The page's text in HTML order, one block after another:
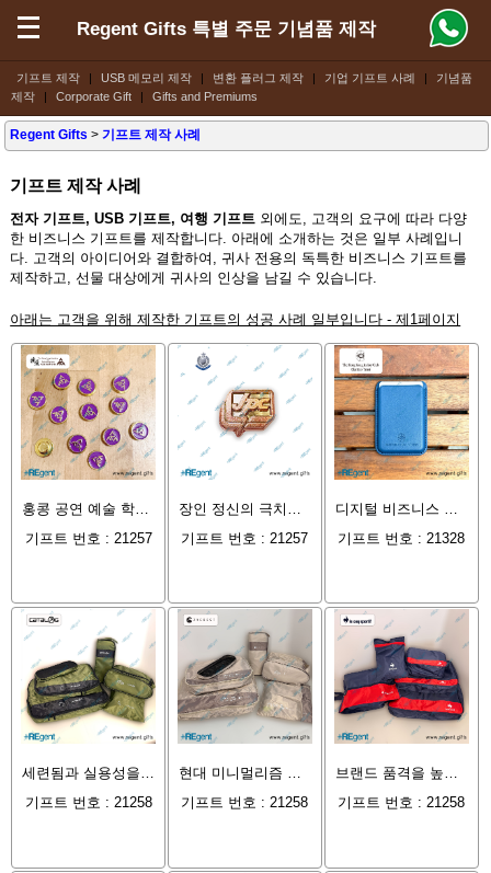
기프트 제작 | USB 메모리 제작 | 변환 플러그 제작 | 기업 기프트 사례 |
기념품
제작
| Corporate Gift | Gifts and Premiums
Regent Gifts 특별 주문 기념품 제작
Regent Gifts >기프트 제작 사례
기프트 제작 사례
전자 기프트, USB 기프트, 여행 기프트 외에도, 고객의 요구에 따라 다양
한 비즈니스 기프트를 제작합니다. 아래에 소개하는 것은 일부 사례입니
다. 고객의 아이디어와 결합하여, 귀사 전용의 독특한 비즈니스 기프트를
제작하고, 선물 대상에게 귀사의 인상을 남길 수 있습니다.
아래는 고객을 위해 제작한 기프트의 성공 사례 일부입니다 - 제1페이지
홍콩 공연 예술 학원 전속 맞춤 제작: 입체 조각 자석 배지의 디자인 미학과 공정 분석
기프트 번호 : 21257
기프트 번호 : 21257
기프트 번호 : 21328
기프트 번호 : 21258
기프트 번호 : 21258
기프트 번호 : 21258